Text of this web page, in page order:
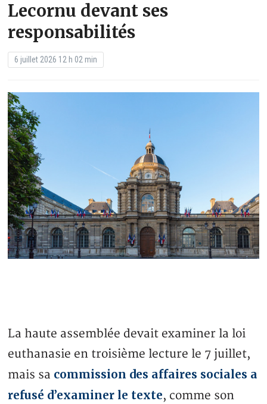
Lecornu devant ses
responsabilités
6 juillet 2026 12 h 02 min
La haute assemblée devait examiner la loi
euthanasie en troisième lecture le 7 juillet,
mais sa commission des affaires sociales a
refusé d’examiner le texte, comme son